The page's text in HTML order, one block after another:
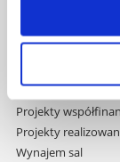
Praca na UR
Fundusze
Projekty
Projekty
Wynajem sal